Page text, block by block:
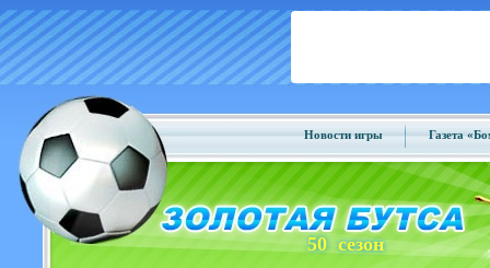
Новости игры Газета
50 сезон